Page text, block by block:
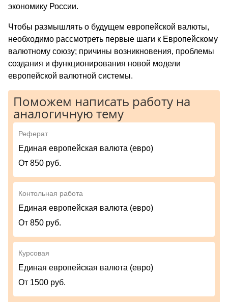
экономику России.
Чтобы размышлять о будущем европейской валюты,
необходимо рассмотреть первые шаги к Европейскому
валютному союзу; причины возникновения, проблемы
создания и функционирования новой модели
европейской валютной системы.
Поможем написать работу на
аналогичную тему
Реферат
Единая европейская валюта (евро)
От 850 руб.
Контольная работа
Единая европейская валюта (евро)
От 850 руб.
Курсовая
Единая европейская валюта (евро)
От 1500 руб.